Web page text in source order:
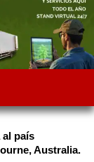
n
al país
Australia.